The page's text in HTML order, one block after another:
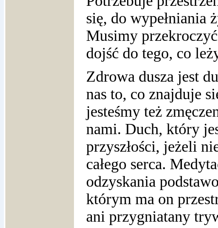
się, do wypełniania
Musimy
dojść do tego, co
Zdrowa dusza jest
nas to, co znajduje
jesteśmy też
nami. Duch, który
przyszłości, jeżeli
całego serca.
odzyskania
którym ma on
ani przygniatany